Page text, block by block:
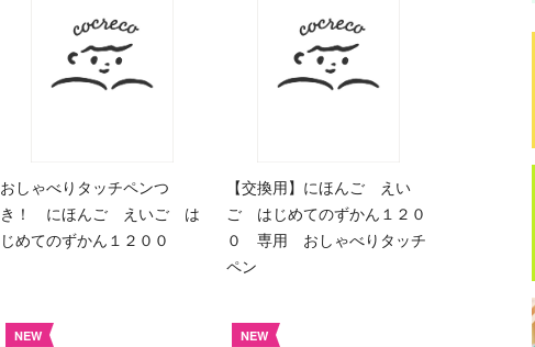
おしゃべりタッチペンつ
き！ にほんご えいご は
じめてのずかん１２００
【交換用】にほんご えい
ご はじめてのずかん１２０
０ 専用 おしゃべりタッチ
ペン
NEW NEW